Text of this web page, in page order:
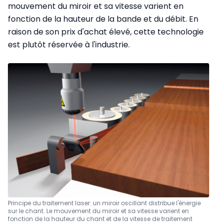
mouvement du miroir et sa vitesse varient en
fonction de la hauteur de la bande et du débit. En
raison de son prix d'achat élevé, cette technologie
est plutôt réservée à l'industrie.
Principe du traitement laser: un miroir oscillant distribue l'énergie
sur le chant. Le mouvement du miroir et sa vitesse varient en
fonction de la hauteur du chant et de la vitesse de traitement